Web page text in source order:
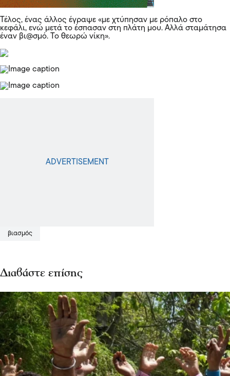
Τέλος, ένας άλλος έγραψε «με χτύπησαν με ρόπαλο στο
κεφάλι, ενώ μετά το έσπασαν στη πλάτη μου. Αλλά σταμάτησα
έναν βι@σμό. Το θεωρώ νίκη».
βιασμός
Διαβάστε επίσης